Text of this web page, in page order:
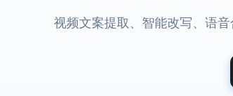
视频文案提取、智能改写、语